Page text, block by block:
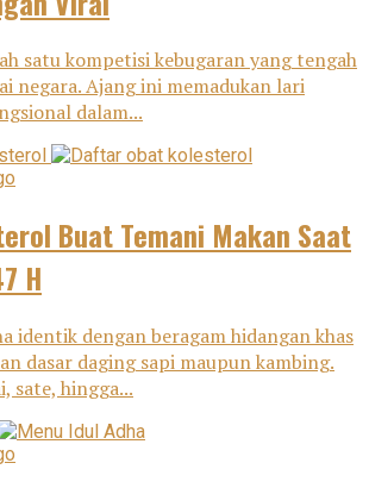
satu kompetisi kebugaran yang tengah
negara. Ajang ini memadukan lari
dalam...
Buat Temani Makan Saat
H
identik dengan beragam hidangan khas
dasar daging sapi maupun kambing.
sate, hingga...